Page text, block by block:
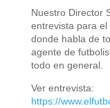
Nuestro Director
entrevista para el
donde habla de
agente de
todo en general.
Ver entrevista:
https://